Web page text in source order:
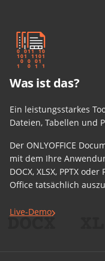
Was ist das?
Ein leistungsstarkes
Dateien, Tabellen und
Der ONLYOFFICE
mit dem Ihre
DOCX, XLSX, PPTX
Office tatsächlich
Live-Demo